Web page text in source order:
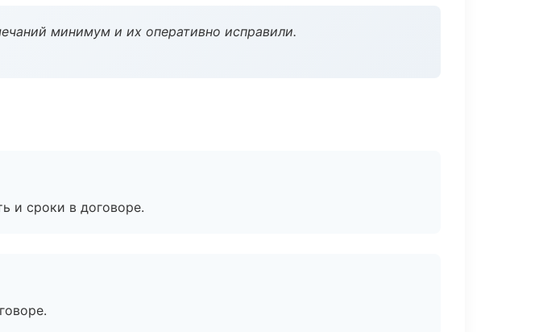
минимум и их оперативно исправили.
и сроки в договоре.